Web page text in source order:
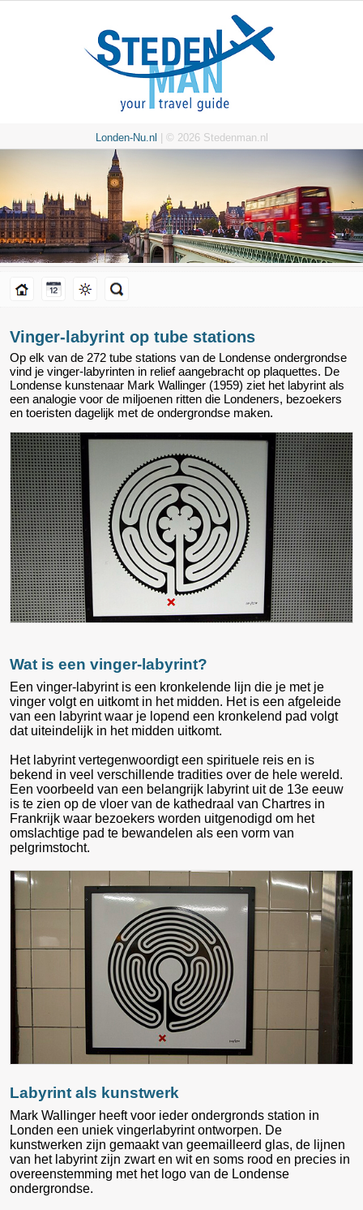
Londen-Nu.nl | © 2026 Stedenman.nl
Vinger-labyrint op tube stations
Op elk van de 272 tube stations van de Londense ondergrondse
vind je vinger-labyrinten in relief aangebracht op plaquettes. De
Londense kunstenaar Mark Wallinger (1959) ziet het labyrint als
een analogie voor de miljoenen ritten die Londeners, bezoekers
en toeristen dagelijk met de ondergrondse maken.
Wat is een vinger-labyrint?
Een vinger-labyrint is een kronkelende lijn die je met je
vinger volgt en uitkomt in het midden. Het is een afgeleide
van een labyrint waar je lopend een kronkelend pad volgt
dat uiteindelijk in het midden uitkomt.
Het labyrint vertegenwoordigt een spirituele reis en is
bekend in veel verschillende tradities over de hele wereld.
Een voorbeeld van een belangrijk labyrint uit de 13e eeuw
is te zien op de vloer van de kathedraal van Chartres in
Frankrijk waar bezoekers worden uitgenodigd om het
omslachtige pad te bewandelen als een vorm van
pelgrimstocht.
Labyrint als kunstwerk
Mark Wallinger heeft voor ieder ondergronds station in
Londen een uniek vingerlabyrint ontworpen. De
kunstwerken zijn gemaakt van geemailleerd glas, de lijnen
van het labyrint zijn zwart en wit en soms rood en precies in
overeenstemming met het logo van de Londense
ondergrondse.